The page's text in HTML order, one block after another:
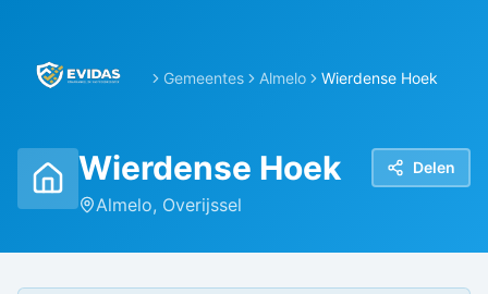
Gemeentes Almelo Wierdense Hoek
Wierdense Hoek
Almelo, Overijssel
Delen